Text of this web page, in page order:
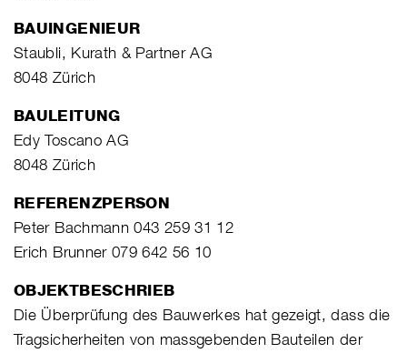
BAUINGENIEUR
Staubli, Kurath & Partner AG
8048 Zürich
BAULEITUNG
Edy Toscano AG
8048 Zürich
REFERENZPERSON
Peter Bachmann 043 259 31 12
Erich Brunner 079 642 56 10
OBJEKTBESCHRIEB
Die Überprüfung des Bauwerkes hat gezeigt, dass die
Tragsicherheiten von massgebenden Bauteilen der